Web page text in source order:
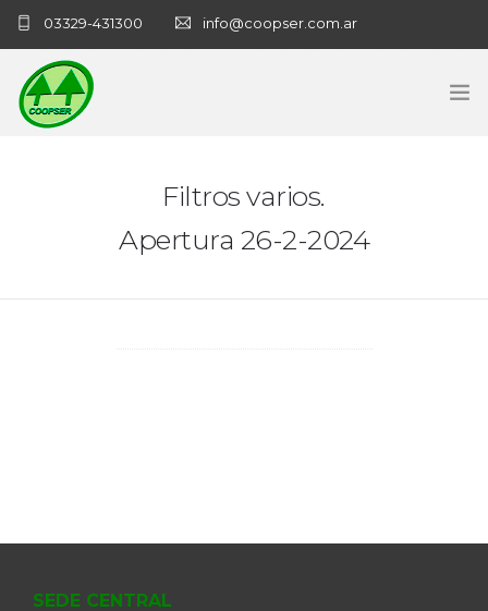
03329-431300 info@coopser.com.ar
Filtros varios.
Apertura 26-2-2024
SEDE CENTRAL